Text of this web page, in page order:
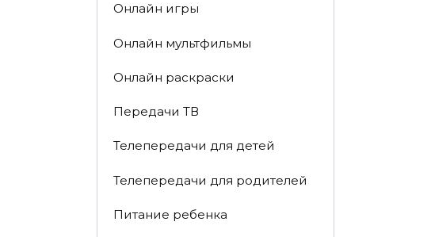
Онлайн игры
Онлайн мультфильмы
Онлайн раскраски
Передачи ТВ
Телепередачи для детей
Телепередачи для родителей
Питание ребенка